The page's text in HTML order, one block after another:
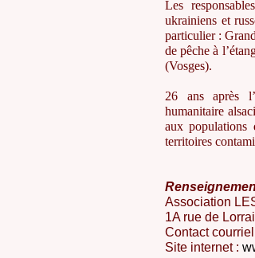
Les
ukrainiens et
particulier :
de pêche à
(Vosges).
26 ans après
humanitaire
aux populations
territoires
Association
1A rue de
Contact courriel
Site internet :